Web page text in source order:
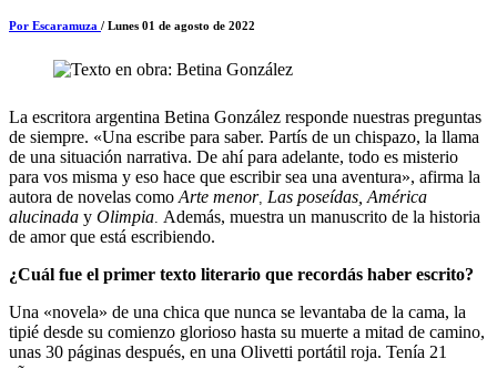
Por Escaramuza / Lunes 01 de agosto de 2022
La escritora argentina Betina González responde nuestras preguntas
de siempre. «Una escribe para saber. Partís de un chispazo, la llama
de una situación narrativa. De ahí para adelante, todo es misterio
para vos misma y eso hace que escribir sea una aventura», afirma la
autora de novelas como Arte menor, Las poseídas, América
alucinada y Olimpia Además, muestra un manuscrito de la historia
de amor que está escribiendo.
¿Cuál fue el primer texto literario que recordás haber escrito?
Una «novela» de una chica que nunca se levantaba de la cama, la
tipié desde su comienzo glorioso hasta su muerte a mitad de camino,
unas 30 páginas después, en una Olivetti portátil roja. Tenía 21